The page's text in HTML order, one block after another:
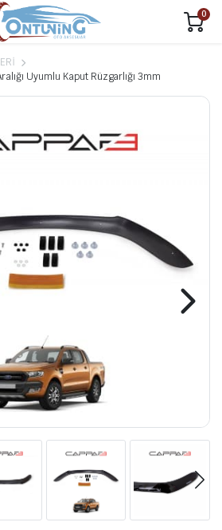
0
Uyumlu Kaput Rüzgarlığı 3mm